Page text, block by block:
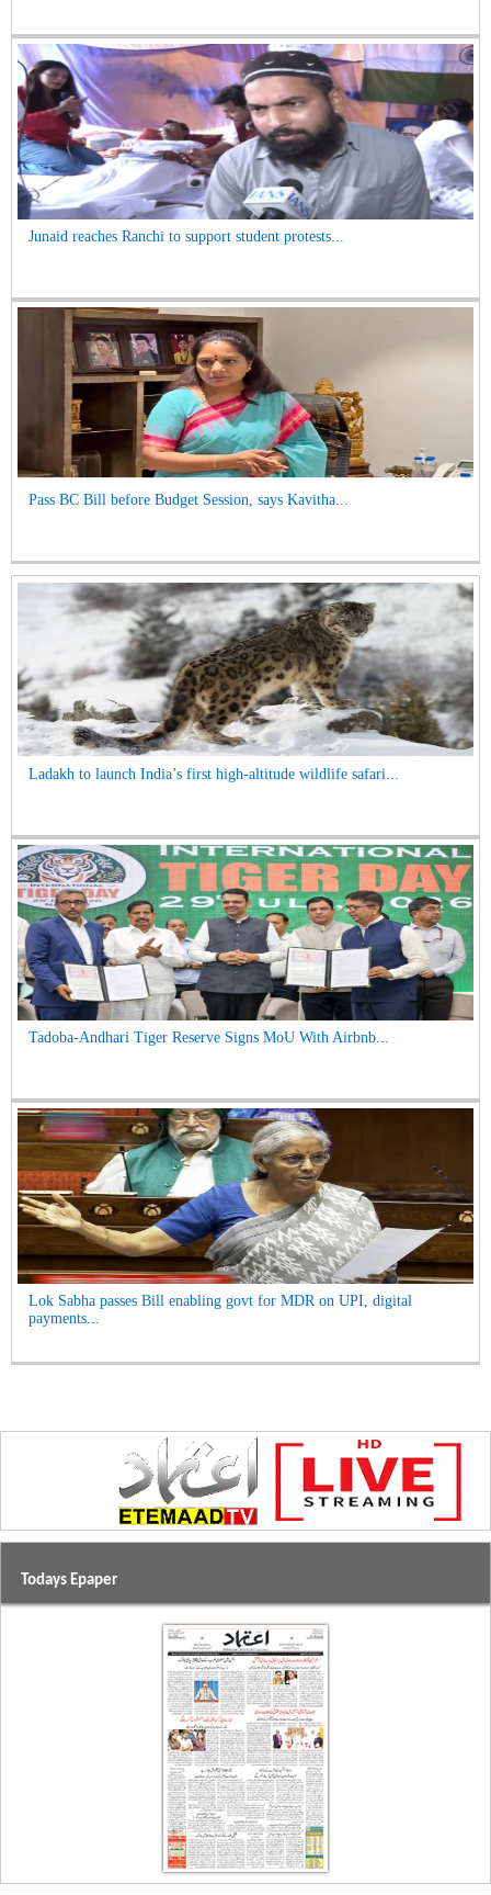
Junaid reaches Ranchi to support student protests...
Pass BC Bill before Budget Session, says Kavitha...
Ladakh to launch India’s first high-altitude wildlife safari...
Tadoba-Andhari Tiger Reserve Signs MoU With Airbnb...
Lok Sabha passes Bill enabling govt for MDR on UPI, digital
payments...
Todays Epaper